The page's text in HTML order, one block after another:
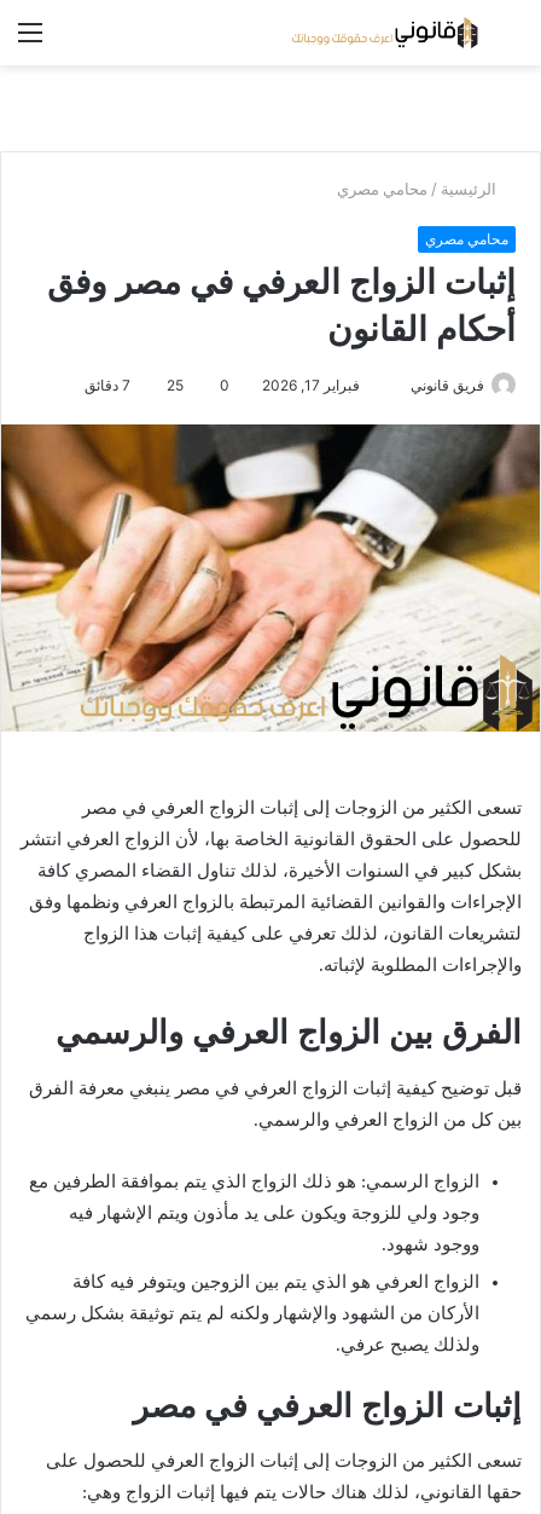
بحث
الرئيسية / محامي مصري
محامي مصري
إثبات الزواج العرفي في مصر وفق
أحكام القانون
فريق قانوني
ل
ر
ي
د
إ
ل
ك
ت
ي
ا
فبراير 17, 2026 0
25
تسعى الكثير من الزوجات إلى إثبات الزواج العرفي في مصر
للحصول على الحقوق القانونية الخاصة بها، لأن الزواج العرفي انتشر
بشكل كبير في السنوات الأخيرة، لذلك تناول القضاء المصري كافة
الإجراءات والقوانين القضائية المرتبطة بالزواج العرفي ونظمها وفق
لتشريعات القانون، لذلك تعرفي على كيفية إثبات هذا الزواج
والإجراءات المطلوبة لإثباته.
الفرق بين الزواج العرفي والرسمي
قبل توضيح كيفية إثبات الزواج العرفي في مصر ينبغي معرفة الفرق
بين كل من الزواج العرفي والرسمي.
الزواج الرسمي: هو ذلك الزواج الذي يتم بموافقة الطرفين مع
وجود ولي للزوجة ويكون على يد مأذون ويتم الإشهار فيه
ووجود شهود.
الزواج العرفي هو الذي يتم بين الزوجين ويتوفر فيه كافة
الأركان من الشهود والإشهار ولكنه لم يتم توثيقة بشكل رسمي
ولذلك يصبح عرفي.
إثبات الزواج العرفي في مصر
تسعى الكثير من الزوجات إلى إثبات الزواج العرفي للحصول على
حقها القانوني، لذلك هناك حالات يتم فيها إثبات الزواج وهي: